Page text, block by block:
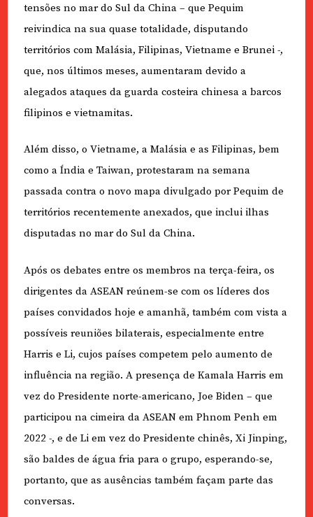
tensões no mar do Sul da China – que Pequim
reivindica na sua quase totalidade, disputando
territórios com Malásia, Filipinas, Vietname e Brunei -,
que, nos últimos meses, aumentaram devido a
alegados ataques da guarda costeira chinesa a barcos
filipinos e vietnamitas.
Além disso, o Vietname, a Malásia e as Filipinas, bem
como a Índia e Taiwan, protestaram na semana
passada contra o novo mapa divulgado por Pequim de
territórios recentemente anexados, que inclui ilhas
disputadas no mar do Sul da China.
Após os debates entre os membros na terça-feira, os
dirigentes da ASEAN reúnem-se com os líderes dos
países convidados hoje e amanhã, também com vista a
possíveis reuniões bilaterais, especialmente entre
Harris e Li, cujos países competem pelo aumento de
influência na região. A presença de Kamala Harris em
vez do Presidente norte-americano, Joe Biden – que
participou na cimeira da ASEAN em Phnom Penh em
2022 -, e de Li em vez do Presidente chinês, Xi Jinping,
são baldes de água fria para o grupo, esperando-se,
portanto, que as ausências também façam parte das
conversas.